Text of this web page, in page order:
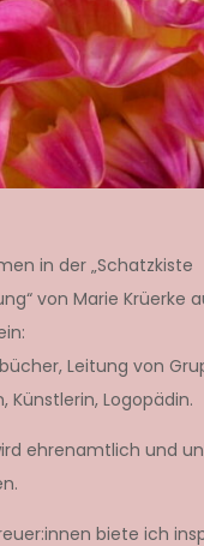
in der „Schatzkiste
von Marie Krüerke
Leitung von
Künstlerin, Logopädin.
ehrenamtlich und
biete ich